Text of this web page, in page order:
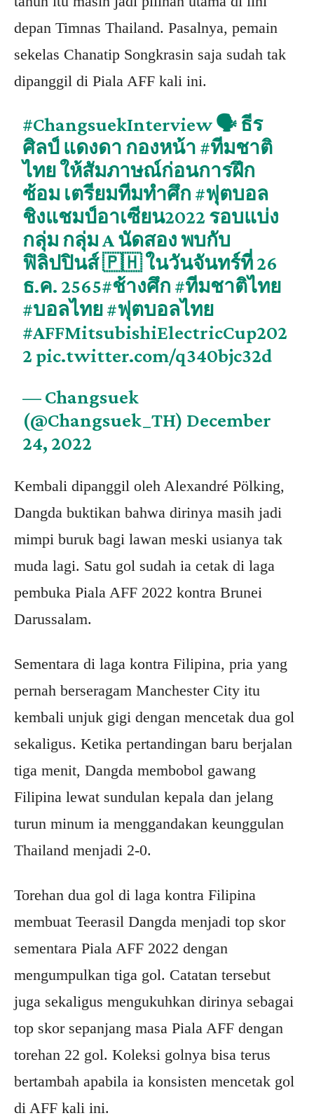
depan Timnas Thailand. Pasalnya, pemain
sekelas Chanatip Songkrasin saja sudah tak
dipanggil di Piala AFF kali ini.
#ChangsuekInterview🗣️ ธีร
ศิลป์ แดงดา กองหน้า #ทีมชาติ
ไทยให้สัมภาษณ์ก่อนการฝึก
ซ้อม เตรียมทีมทำศึก #ฟุตบอล
ชิงแชมป์อาเซียน2022 รอบแบ่ง
กลุ่ม กลุ่ม A นัดสอง พบกับ
ฟิลิปปินส์ 🇵🇭 ในวันจันทร์ที่ 26
ธ.ค. 2565#ช้างศึก #ทีมชาติไทย
#บอลไทย#ฟุตบอลไทย
#AFFMitsubishiElectricCup202
2 pic.twitter.com/q340bjc32d
— Changsuek
(@Changsuek_TH) December
24, 2022
Kembali dipanggil oleh Alexandré Pölking,
Dangda buktikan bahwa dirinya masih jadi
mimpi buruk bagi lawan meski usianya tak
muda lagi. Satu gol sudah ia cetak di laga
pembuka Piala AFF 2022 kontra Brunei
Darussalam.
Sementara di laga kontra Filipina, pria yang
pernah berseragam Manchester City itu
kembali unjuk gigi dengan mencetak dua gol
sekaligus. Ketika pertandingan baru berjalan
tiga menit, Dangda membobol gawang
Filipina lewat sundulan kepala dan jelang
turun minum ia menggandakan keunggulan
Thailand menjadi 2-0.
Torehan dua gol di laga kontra Filipina
membuat Teerasil Dangda menjadi top skor
sementara Piala AFF 2022 dengan
mengumpulkan tiga gol. Catatan tersebut
juga sekaligus mengukuhkan dirinya sebagai
top skor sepanjang masa Piala AFF dengan
torehan 22 gol. Koleksi golnya bisa terus
bertambah apabila ia konsisten mencetak gol
di AFF kali ini.